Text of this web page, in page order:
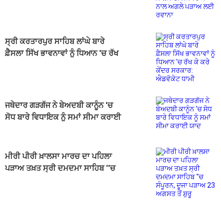
ਸ੍ਰੀ ਕਰਤਾਰਪੁਰ ਸਾਹਿਬ ਲਾਂਘੇ ਬਾਰੇ
ਫ਼ੈਸਲਾ ਸਿੱਖ ਭਾਵਨਾਵਾਂ ਨੂੰ ਧਿਆਨ 'ਚ ਰੱਖ
ਜਥੇਦਾਰ ਗੜਗੱਜ ਨੇ ਬੇਅਦਬੀ ਕਾਨੂੰਨ 'ਚ
ਸੋਧ ਬਾਰੇ ਵਿਧਾਇਕ ਨੂੰ ਸਮਾਂ ਸੀਮਾ ਕਰਾਈ
ਮੀਰੀ ਪੀਰੀ ਖ਼ਾਲਸਾ ਮਾਰਚ ਦਾ ਪਹਿਲਾ
ਪੜਾਅ ਤਖ਼ਤ ਸ੍ਰੀ ਦਮਦਮਾ ਸਾਹਿਬ ''ਚ